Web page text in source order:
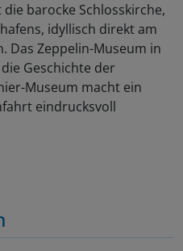
barocke Schlosskirche,
idyllisch direkt am
Das Zeppelin-Museum in
Geschichte der
Museum macht ein
eindrucksvoll